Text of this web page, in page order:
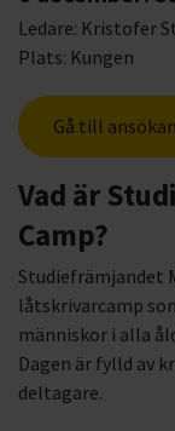
Ledare: Kristofer
Plats: Kungen
Gå till ansökan
Vad är
Camp?
Studiefrämjandet
låtskrivarcamp
människor i alla
Dagen är fylld av
deltagare.